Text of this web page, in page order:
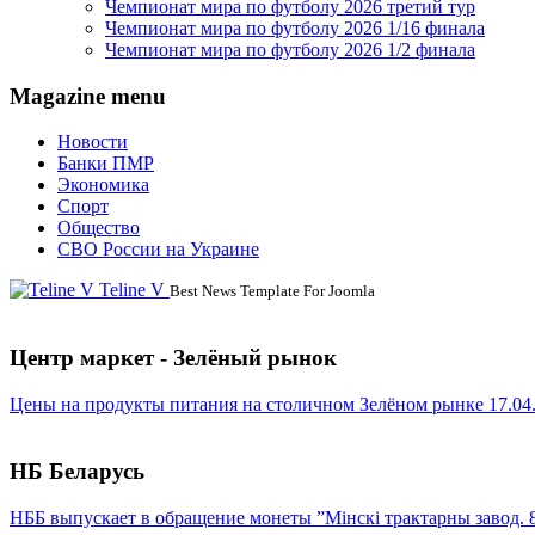
Чемпионат мира по футболу 2026 третий тур
Чемпионат мира по футболу 2026 1/16 финала
Чемпионат мира по футболу 2026 1/2 финала
Magazine menu
Новости
Банки ПМР
Экономика
Спорт
Общество
СВО России на Украине
Teline V Best News Template For Joomla
Центр маркет - Зелёный рынок
Цены на продукты питания на столичном Зелёном рынке
НБ Беларусь
НББ выпускает в обращение монеты ”Мінскі трактарны завод.